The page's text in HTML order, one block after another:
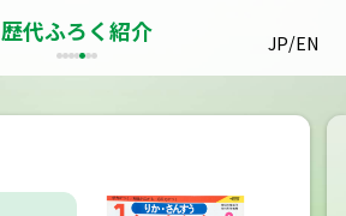
JP/EN
歴代ふろく紹介